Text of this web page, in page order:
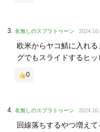
名無しのスプラトゥーン
欧米からヤコ鯖に入れ
グでもスライドするヒ
0
名無しのスプラトゥーン
回線落ちするやつ増えて